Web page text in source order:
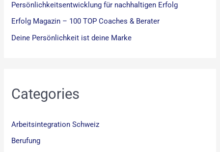
Persönlichkeitsentwicklung für nachhaltigen Erfolg
Erfolg Magazin – 100 TOP Coaches & Berater
Deine Persönlichkeit ist deine Marke
Categories
Arbeitsintegration Schweiz
Berufung